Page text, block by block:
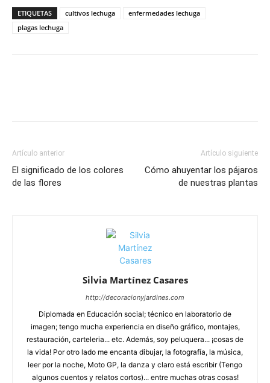
ETIQUETAS cultivos lechuga
enfermedades lechuga
plagas lechuga
Artículo anterior
El significado de los colores
de las flores
Artículo siguiente
Cómo ahuyentar los pájaros
de nuestras plantas
Silvia Martínez Casares
http://decoracionyjardines.com
Diplomada en Educación social; técnico en laboratorio de
imagen; tengo mucha experiencia en diseño gráfico, montajes,
restauración, carteleria... etc. Además, soy peluquera... ¡cosas de
la vida! Por otro lado me encanta dibujar, la fotografía, la música,
leer por la noche, Moto GP, la danza y claro está escribir (Tengo
algunos cuentos y relatos cortos)... entre muchas otras cosas!